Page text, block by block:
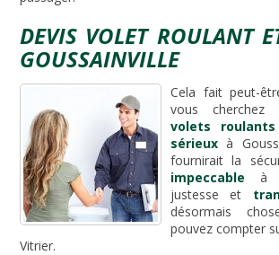
DEVIS VOLET ROULANT
GOUSSAINVILLE
Cela fait peut-
vous cherchez
volets
sérieux à
fournirait la
impeccable à
justesse et
désormais
pouvez compter
Vitrier.